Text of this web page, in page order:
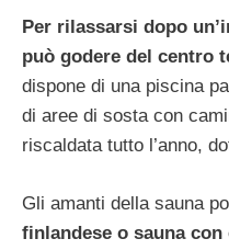
Per rilassarsi dopo
può godere del centro
dispone di una piscina
di aree di sosta con
riscaldata tutto l’anno,
Gli amanti della sauna
finlandese o sauna